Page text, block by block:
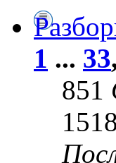
1 ... 33
851